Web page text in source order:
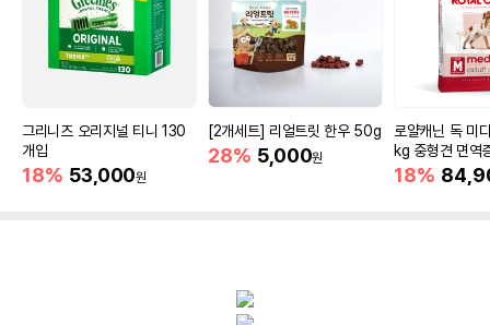
그리니즈 오리지널 티니 130
개입
18% 53,000원
[2개세트] 리얼트릿 한우 50g
28% 5,000원
로얄캐닌 독 미
kg 중형견 면역
18%